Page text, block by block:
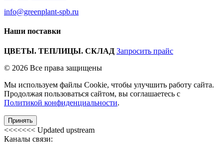
info@greenplant-spb.ru
Наши поставки
ЦВЕТЫ. ТЕПЛИЦЫ. СКЛАД Запросить прайс
© 2026 Все права защищены
Мы используем файлы Cookie, чтобы улучшить работу сайта.
Продолжая пользоваться сайтом, вы соглашаетесь с
Политикой конфиденциальности.
Принять
<<<<<<< Updated upstream
Каналы связи: